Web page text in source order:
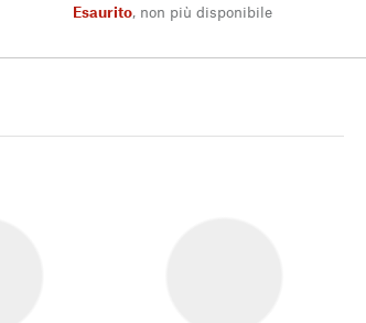
Esaurito, non più disponibile